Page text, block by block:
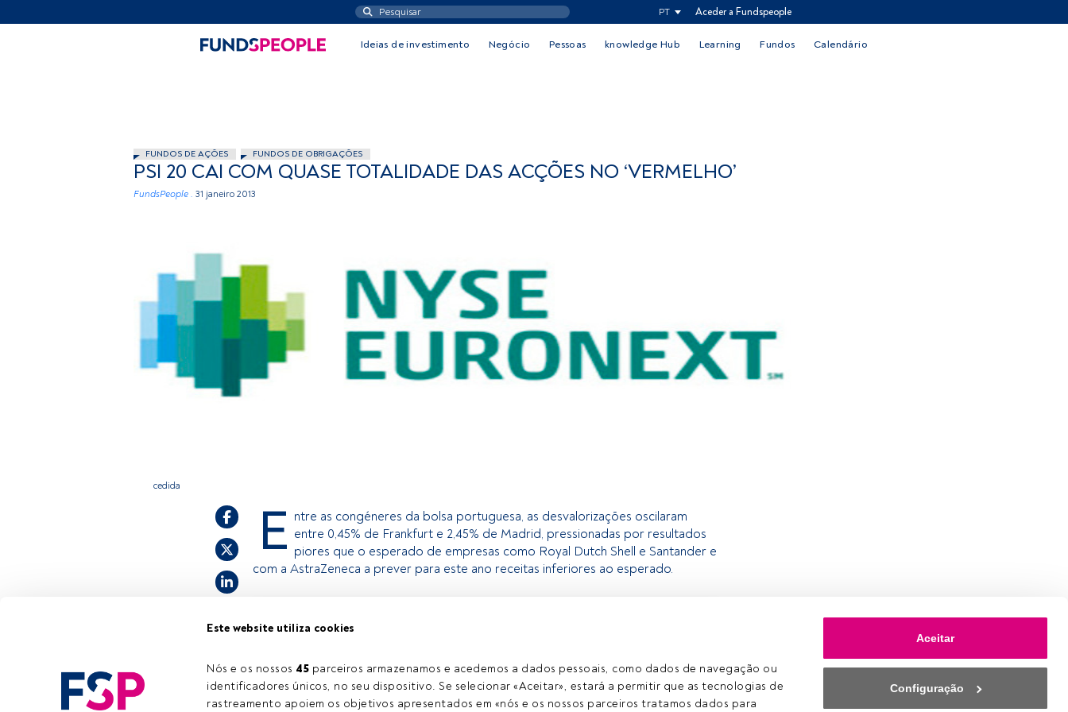
Este website utiliza cookies
Nós e os nossos 45 parceiros armazenamos e acedemos a dados pessoais, como dados de navegação ou
identificadores únicos, no seu dispositivo. Se selecionar «Aceitar», estará a permitir que as tecnologias de
rastreamento apoiem os objetivos apresentados em «nós e os nossos parceiros tratamos dados para
Aceitar
Configuração
PT Aceder a Fundspeople
Ideias de investimento Negócio Pessoas knowledge Hub Learning Fundos Calendário
FUNDOS DE AÇÕES FUNDOS DE OBRIGAÇÕES
PSI 20 CAI COM QUASE TOTALIDADE DAS ACÇÕES NO ‘VERMELHO’
FundsPeople . 31 janeiro 2013
cedida
Tempo de leitura:1 min.
E ntre as congéneres da bolsa portuguesa, as desvalorizações oscilaram
entre 0,45% de Frankfurt e 2,45% de Madrid, pressionadas por resultados
piores que o esperado de empresas como Royal Dutch Shell e Santander e
com a AstraZeneca a prever para este ano receitas inferiores ao esperado.
Este é um artigo exclusivo para os utilizadores registados da FundsPeople. Se já
convidamo-lo a registar-se e a desfrutar de todo o universo que a FundsPeople
oferece.
Aceder a Fundspeople